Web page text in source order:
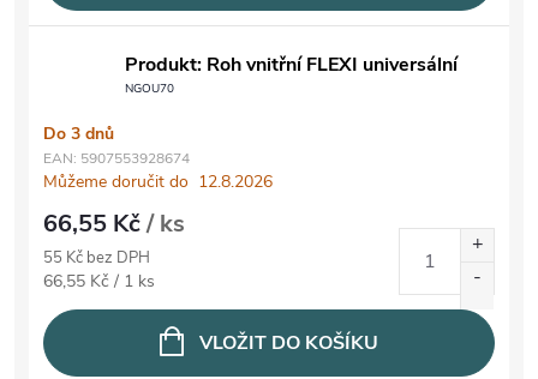
Produkt: Roh vnitřní FLEXI universální
NGOU70
Do 3 dnů
EAN: 5907553928674
Můžeme doručit do 12.8.2026
66,55 Kč/ ks
55 Kč bez DPH
Měrná cena:
66,55 Kč / 1 ks
VLOŽIT DO KOŠÍKU